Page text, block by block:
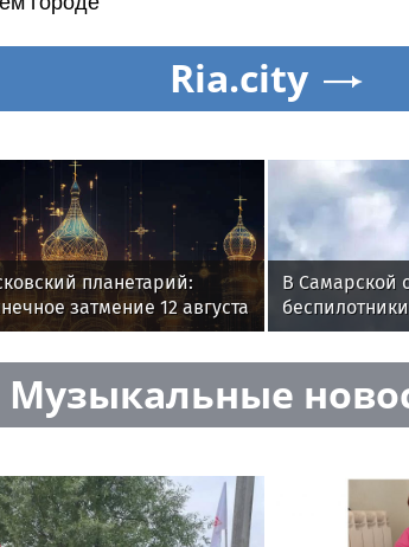
Ria.city
планетарий:
затмение 12 августа
9 минут
В Самарской
Музыкальные